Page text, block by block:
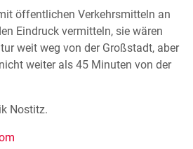
öffentlichen Verkehrsmitteln an
Eindruck vermitteln, sie wären
weit weg von der Großstadt, aber
weiter als 45 Minuten von der
Nostitz.